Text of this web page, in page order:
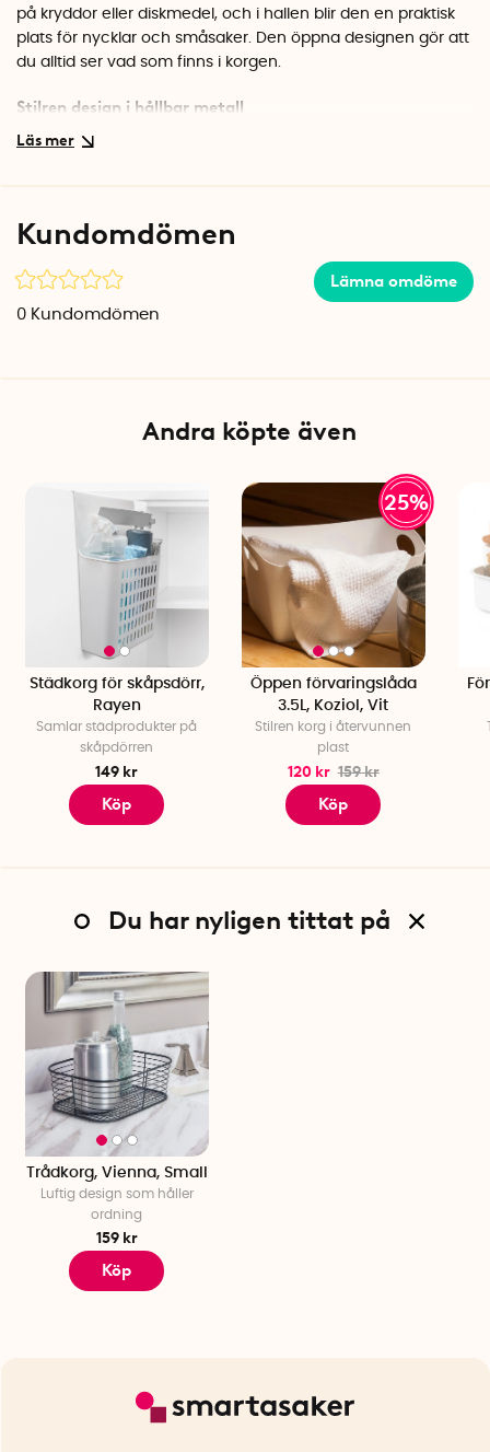
på kryddor eller diskmedel, och i hallen blir den en praktisk
plats för nycklar och småsaker. Den öppna designen gör att
du alltid ser vad som finns i korgen.
Stilren design i hållbar metall
Korgen är tillverkad i svart metall med mjukt rundade hörn
ordning.
Specifikationer
Material: Metall
Kundomdömen
Lämna omdöme
0 Kundomdömen
Andra köpte även
Städkorg för skåpsdörr,
Rayen
Samlar städprodukter på
skåpdörren
149 kr
Köp
25%
Öppen förvaringslåda
3.5L, Koziol, Vit
Stilren korg i återvunnen
plast
120 kr 159 kr
Köp
Du har nyligen tittat på
Trådkorg, Vienna, Small
Luftig design som håller
ordning
159 kr
Köp